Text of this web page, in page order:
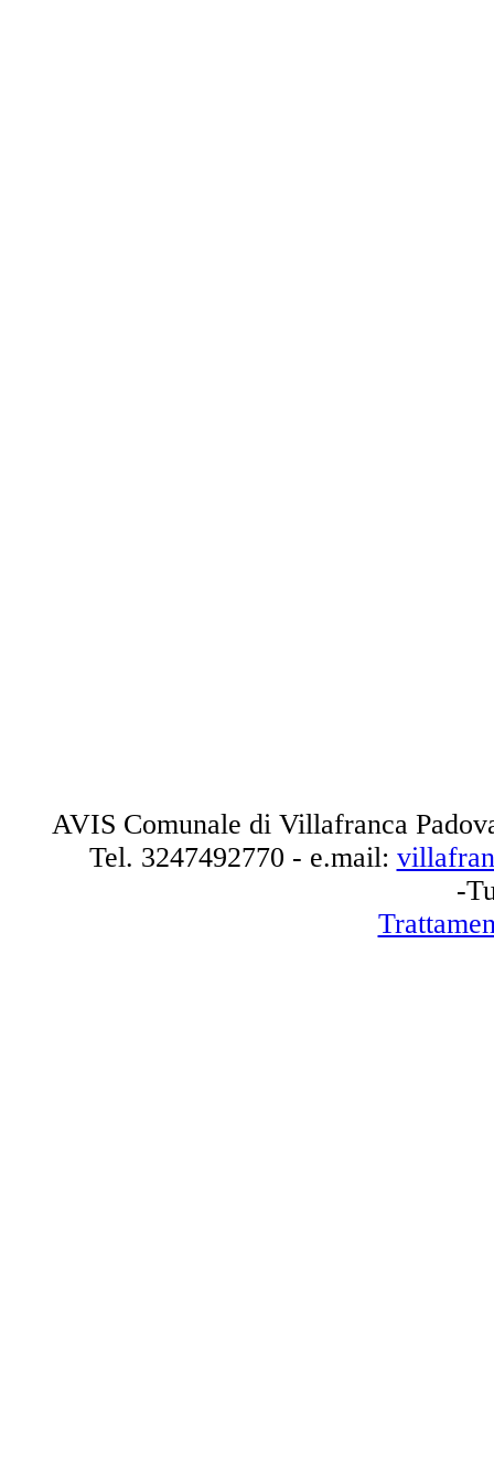
AVIS Comunale di Villafranca
Tel. 3247492770 - e.mail:
-